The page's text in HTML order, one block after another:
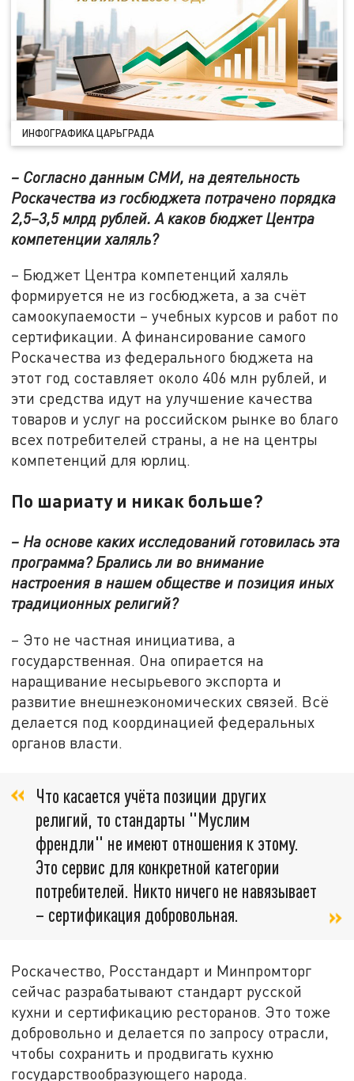
ИНФОГРАФИКА ЦАРЬГРАДА
– Согласно данным СМИ, на деятельность
Роскачества из госбюджета потрачено порядка
2,5–3,5 млрд рублей. А каков бюджет Центра
компетенции халяль?
– Бюджет Центра компетенций халяль
формируется не из госбюджета, а за счёт
самоокупаемости – учебных курсов и работ по
сертификации. А финансирование самого
Роскачества из федерального бюджета на
этот год составляет около 406 млн рублей, и
эти средства идут на улучшение качества
товаров и услуг на российском рынке во благо
всех потребителей страны, а не на центры
компетенций для юрлиц.
По шариату и никак больше?
– На основе каких исследований готовилась эта
программа? Брались ли во внимание
настроения в нашем обществе и позиция иных
традиционных религий?
– Это не частная инициатива, а
государственная. Она опирается на
наращивание несырьевого экспорта и
развитие внешнеэкономических связей. Всё
делается под координацией федеральных
органов власти.
Что касается учёта позиции других
религий, то стандарты "Муслим
френдли" не имеют отношения к этому.
Это сервис для конкретной категории
потребителей. Никто ничего не навязывает
– сертификация добровольная.
Роскачество, Росстандарт и Минпромторг
сейчас разрабатывают стандарт русской
кухни и сертификацию ресторанов. Это тоже
добровольно и делается по запросу отрасли,
чтобы сохранить и продвигать кухню
государствообразующего народа.